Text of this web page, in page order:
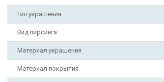
Тип украшения
Вид пирсинга
Материал украшения
Материал покрытия